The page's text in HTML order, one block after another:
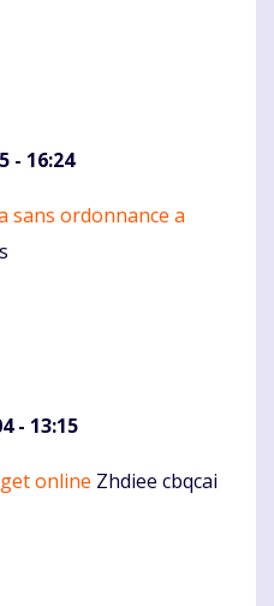
- 16:24
sans ordonnance a
- 13:15
online Zhdiee cbqcai